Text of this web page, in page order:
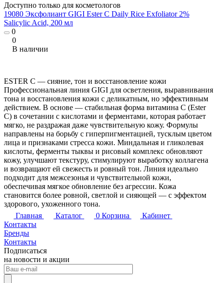
Доступно только для косметологов
19080 Эксфолиант GIGI Ester C Daily Rice Exfoliator 2%
Salicylic Acid, 200 мл
0
0
В наличии
ESTER C — сияние, тон и восстановление кожи
Профессиональная линия GIGI для осветления, выравнивания
тона и восстановления кожи с деликатным, но эффективным
действием. В основе — стабильная форма витамина C (Ester
C) в сочетании с кислотами и ферментами, которая работает
мягко, не раздражая даже чувствительную кожу. Формулы
направлены на борьбу с гиперпигментацией, тусклым цветом
лица и признаками стресса кожи. Миндальная и гликолевая
кислоты, ферменты тыквы и рисовый комплекс обновляют
кожу, улучшают текстуру, стимулируют выработку коллагена
и возвращают ей свежесть и ровный тон. Линия идеально
подходит для межсезонья и чувствительной кожи,
обеспечивая мягкое обновление без агрессии. Кожа
становится более ровной, светлой и сияющей — с эффектом
здорового, ухоженного тона.
Главная
Каталог 0 Корзина
Кабинет
Контакты
Бренды
Контакты
Подписаться
на новости и акции